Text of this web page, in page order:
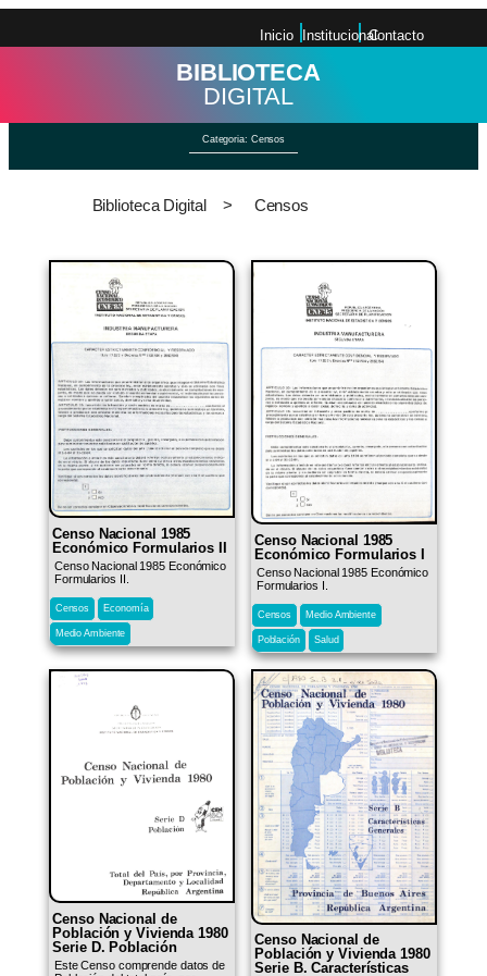
Inicio InstitucionalContacto
BIBLIOTECA
DIGITAL
Categoria: Censos
Biblioteca Digital > Censos
Censo Nacional 1985
Económico Formularios II
Censo Nacional 1985 Económico
Formularios II.
Censos Economía
Medio Ambiente
Censo Nacional 1985
Económico Formularios I
Censo Nacional 1985 Económico
Formularios I.
Censos Medio Ambiente
Población Salud
Censo Nacional de
Población y Vivienda 1980
Serie D. Población
Este Censo comprende datos de
Censo Nacional de
Población y Vivienda 1980
Serie B. Características